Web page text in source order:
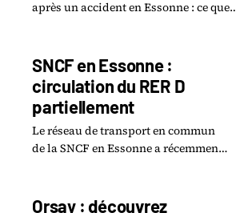
après un accident en Essonne : ce que
SNCF en Essonne :
circulation du RER D
partiellement
Le réseau de transport en commun
de la SNCF en Essonne a récemment
Orsay : découvrez